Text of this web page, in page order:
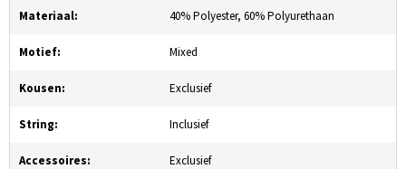
Materiaal: 40% Polyester, 60% Polyurethaan
Motief: Mixed
Kousen: Exclusief
String: Inclusief
Accessoires: Exclusief